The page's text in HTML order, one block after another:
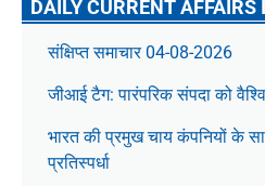
DAILY CURRENT AFFAIRS
संक्षिप्त समाचार 04-08-2026
जीआई टैग: पारंपरिक संपदा को
भारत की प्रमुख चाय कंपनियों के
प्रतिस्पर्धा